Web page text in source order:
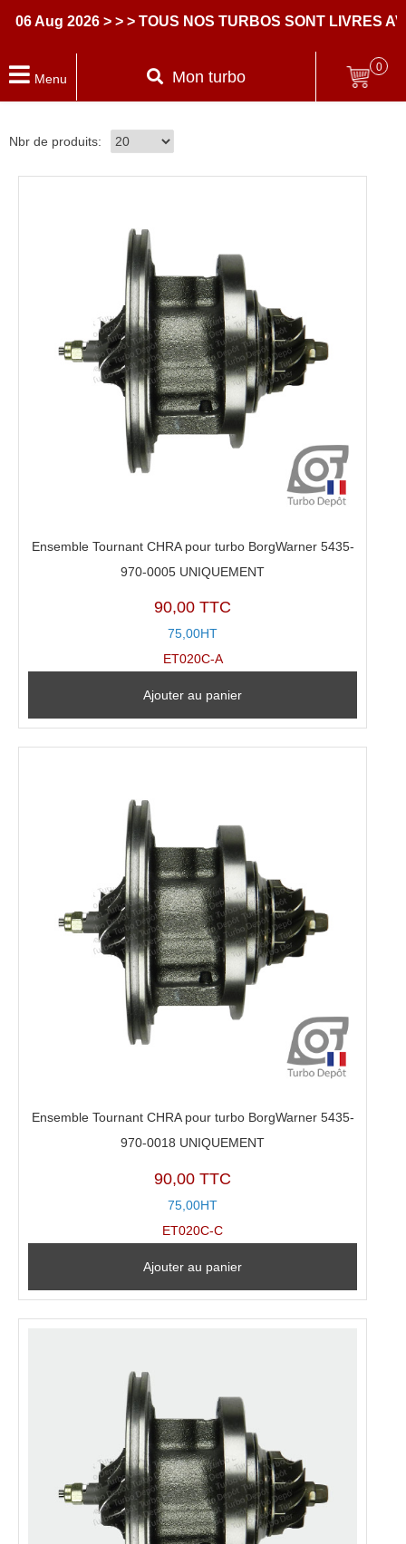
2026 > > > TOUS NOS TURBOS SONT LIVRES AVEC
Menu Mon turbo
0
Nbr de produits:
Ensemble Tournant CHRA pour turbo BorgWarner 5435-
970-0005 UNIQUEMENT
90,00 TTC
75,00HT
ET020C-A
Ajouter au panier
Ensemble Tournant CHRA pour turbo BorgWarner 5435-
970-0018 UNIQUEMENT
90,00 TTC
75,00HT
ET020C-C
Ajouter au panier